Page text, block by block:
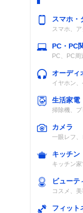
スマホ・
スマホ、
PC・PC
PC、PC周
オーディ
イヤホン
生活家電
掃除機、
カメラ
一眼レフ
キッチン
キッチン
ビューテ
コスメ、
フィット